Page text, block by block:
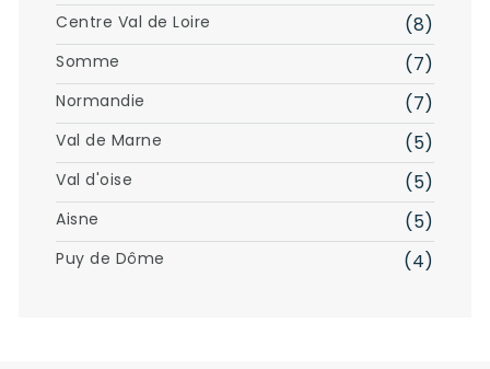
Centre Val de Loire (8)
Somme (7)
Normandie (7)
Val de Marne (5)
Val d'oise (5)
Aisne (5)
Puy de Dôme (4)